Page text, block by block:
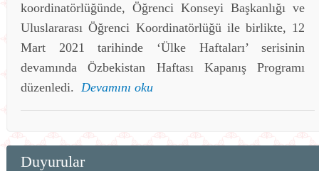
koordinatörlüğünde, Öğrenci Konseyi Başkanlığı ve
Uluslararası Öğrenci Koordinatörlüğü ile birlikte, 12
Mart 2021 tarihinde ‘Ülke Haftaları’ serisinin
devamında Özbekistan Haftası Kapanış Programı
düzenledi. Devamını oku
Duyurular